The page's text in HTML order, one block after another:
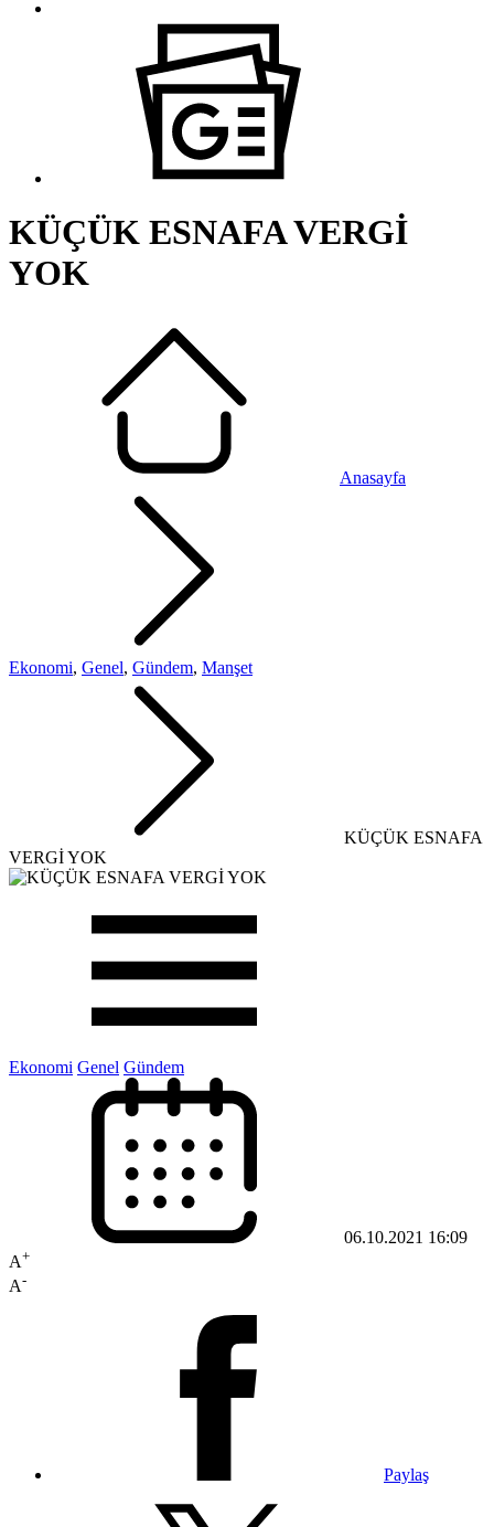
KÜÇÜK ESNAFA VERGİ
YOK
Anasayfa
Ekonomi, Genel, Gündem, Manşet
KÜÇÜK ESNAFA
VERGİ YOK
Ekonomi Genel Gündem
06.10.2021 16:09
A+
A-
Paylaş